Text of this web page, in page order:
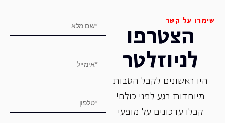
שימרו על קשר
הצטרפו
לניוזלטר
היו ראשונים לקבל הטבות
מיוחדות רגע לפני כולם!
קבלו עדכונים על מופעי